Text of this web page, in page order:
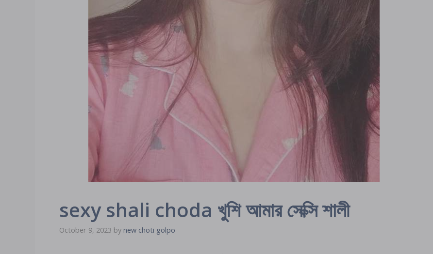
sexy shali choda খুশি আমার সেক্সি শালী
October 9, 2023 by new choti golpo